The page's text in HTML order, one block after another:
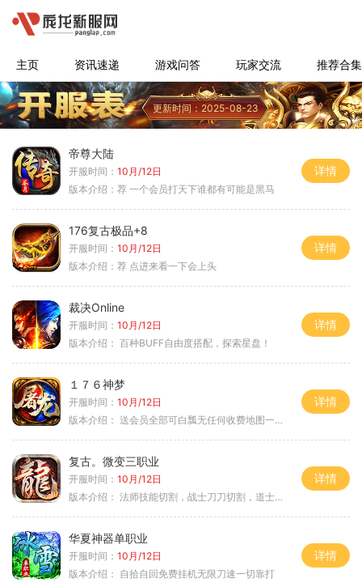
主页 资讯速递 游戏问答 玩家交流 推荐合集
更新时间：2025-08-23
帝尊大陆
开服时间： 10月/12日
版本介绍： 荐 一个会员打天下谁都有可能是黑马
详情
176复古极品+8
开服时间： 10月/12日
版本介绍： 荐 点进来看一下会上头
详情
裁决Online
开服时间： 10月/12日
版本介绍： 百种BUFF自由度搭配，探索星盘！
详情
１７６神梦
开服时间： 10月/12日
版本介绍： 送会员全部可白瓢无任何收费地图一切靠打
详情
复古。微变三职业
开服时间： 10月/12日
版本介绍： 法师技能切割，战士刀刀切割，道士宠物秒怪
详情
华夏神器单职业
开服时间： 10月/12日
版本介绍： 自拾自回免费挂机无限刀速一切靠打
详情